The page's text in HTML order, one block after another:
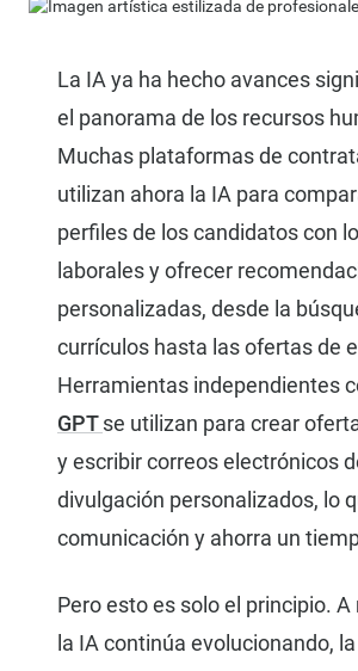
La IA ya ha hecho avances
el panorama de los recursos
Muchas plataformas de
utilizan ahora la IA para
perfiles de los candidatos con
laborales y ofrecer
personalizadas, desde la
currículos hasta las ofertas de
Herramientas independientes
GPTse utilizan para crear
y escribir correos electrónicos
divulgación personalizados, lo
comunicación y ahorra un
Pero esto es solo el principio.
la IA continúa evolucionando,